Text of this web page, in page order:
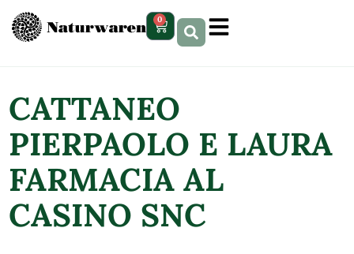
contenuto 0
CATTANEO
PIERPAOLO E LAURA
FARMACIA AL
CASINO SNC